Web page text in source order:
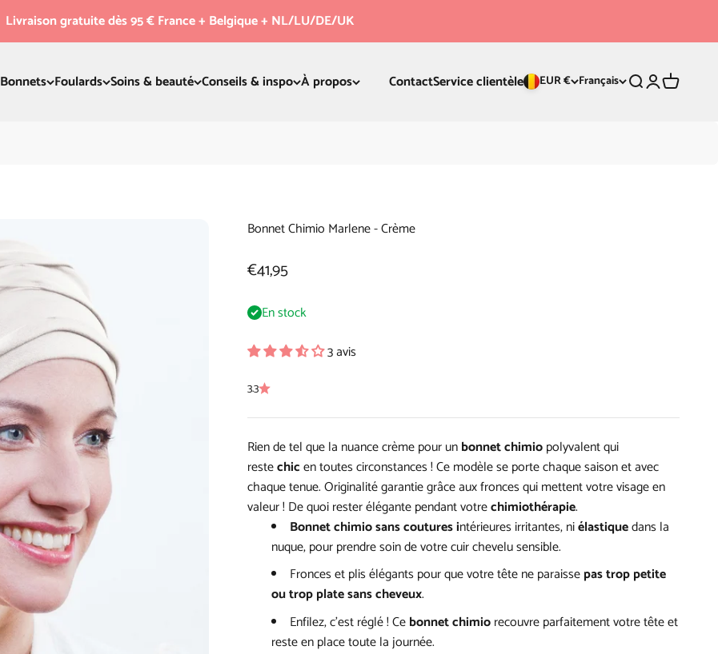
Livraison gratuite dès 95 € France + Belgique + NL/LU/DE/UK
Bonnets Foulards Soins & beauté Conseils & inspo À propos ContactService clientèle EUR € Français Recherche
Connexion
Panier
Bonnet Chimio Marlene - Crème
Prix de vente
€41,95
En stock
3 avis
3.3
Rien de tel que la nuance crème pour unbonnet chimiopolyvalent qui
restechicen toutes circonstances ! Ce modèle se porte chaque saison et avec
chaque tenue. Originalité garantie grâce aux fronces qui mettent votre visage en
valeur ! De quoi rester élégante pendant votrechimiothérapie.
Bonnet chimio sans coutures intérieures irritantes, niélastiquedans la
nuque, pour prendre soin de votre cuir chevelu sensible.
Fronces et plis élégants pour que votre tête ne paraissepas trop petite
ou trop plate sans cheveux.
Enfilez, c’est réglé ! Cebonnet chimiorecouvre parfaitement votre tête et
reste en place toute la journée.